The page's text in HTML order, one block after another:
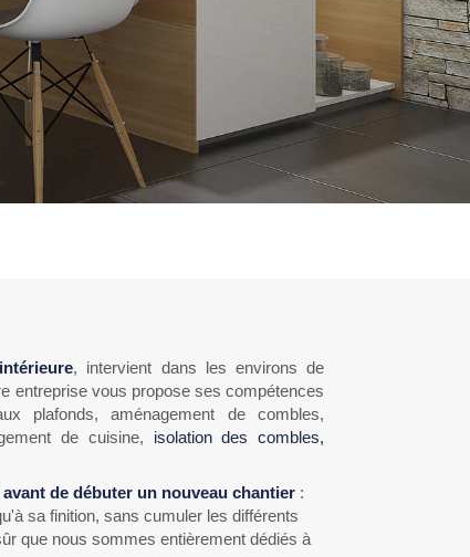
, intervient dans les environs de
entreprise vous propose ses compétences
plafonds, aménagement de combles,
de cuisine, isolation des combles,
de débuter un nouveau chantier:
sa finition, sans cumuler les différents
que nous sommes entièrement dédiés à